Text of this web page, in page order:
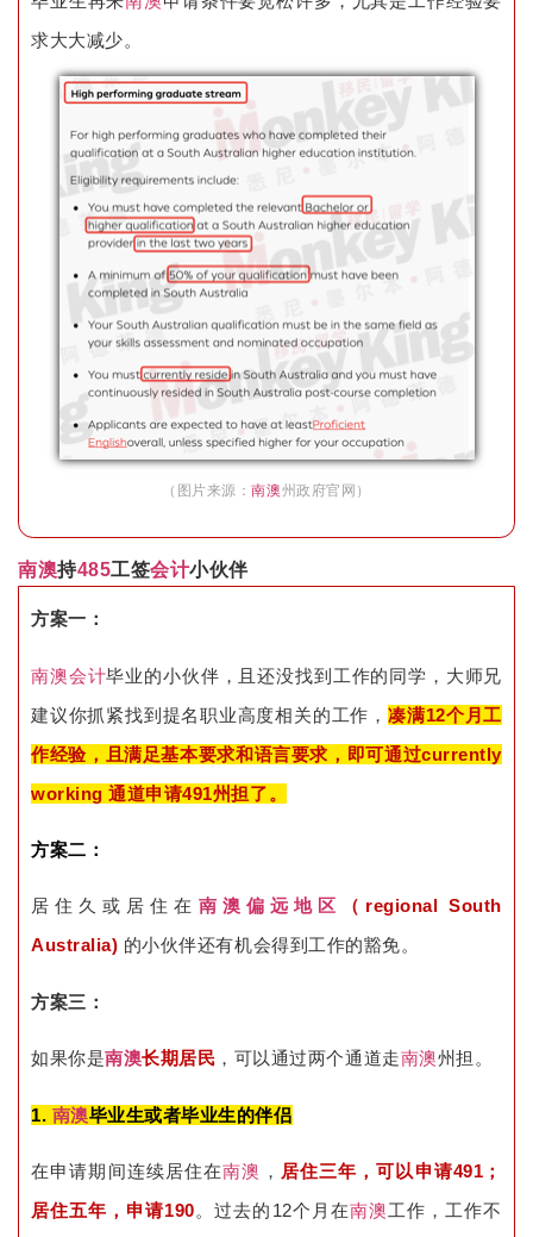
求大大减少。
（图片来源：南澳州政府官网）
南澳持485工签会计小伙伴
方案一：
南澳会计毕业的小伙伴，且还没找到工作的同学，大师兄
建议你抓紧找到提名职业高度相关的工作， 凑满12个月工
作经验，且满足基本要求和语言要求，即可通过currently
working 通道申请491州担了。
方案二：
居住久或居住在 南澳 偏远地区
（regional South
Australia) 的小伙伴还有机会得到工作的豁免。
方案三：
如果你是南澳长期居民 ，可以通过两个通道走南澳州担。
1. 南澳毕业生或者毕业生的伴侣
在申请期间连续居住在南澳 ， 居住三年，可以申请491；
居住五年，申请190。过去的12个月在南澳工作，工作不